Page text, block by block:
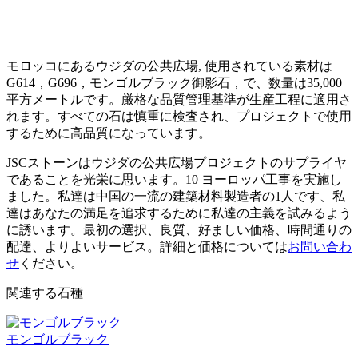
モロッコにあるウジダの公共広場, 使用されている素材は
G614，G696，モンゴルブラック御影石，で、数量は35,000
平方メートルです。厳格な品質管理基準が生産工程に適用さ
れます。すべての石は慎重に検査され、プロジェクトで使用
するために高品質になっています。
JSCストーンはウジダの公共広場プロジェクトのサプライヤ
であることを光栄に思います。10 ヨーロッパ工事を実施し
ました。私達は中国の一流の建築材料製造者の1人です、私
達はあなたの満足を追求するために私達の主義を試みるよう
に誘います。最初の選択、良質、好ましい価格、時間通りの
配達、よりよいサービス。詳細と価格についてはお問い合わ
せ ください。
関連する石種
モンゴルブラック